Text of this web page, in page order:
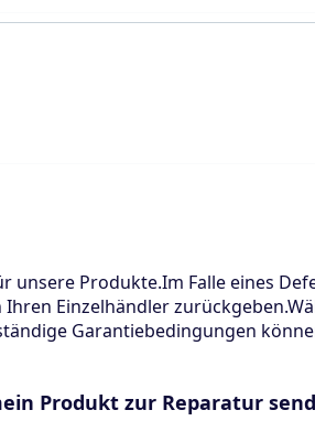
unsere Produkte.Im Falle eines
Einzelhändler
Garantiebedingungen
Produkt zur Reparatur